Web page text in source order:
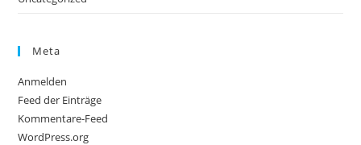
Meta
Anmelden
Feed der Einträge
Kommentare-Feed
WordPress.org